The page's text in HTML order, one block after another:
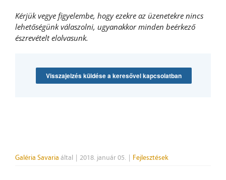
Kérjük vegye figyelembe, hogy ezekre az üzenetekre nincs
lehetőségünk válaszolni, ugyanakkor minden beérkező
észrevételt elolvasunk.
Visszajelzés küldése a keresővel kapcsolatban
Galéria Savaria által | 2018. január 05. | Fejlesztések